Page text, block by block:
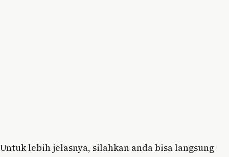
Untuk lebih jelasnya, silahkan anda bisa langsung